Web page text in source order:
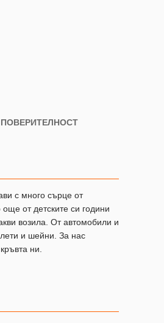
с много сърце от
още от детските си години
возила. От автомобили и
и шейни. За нас
ни.